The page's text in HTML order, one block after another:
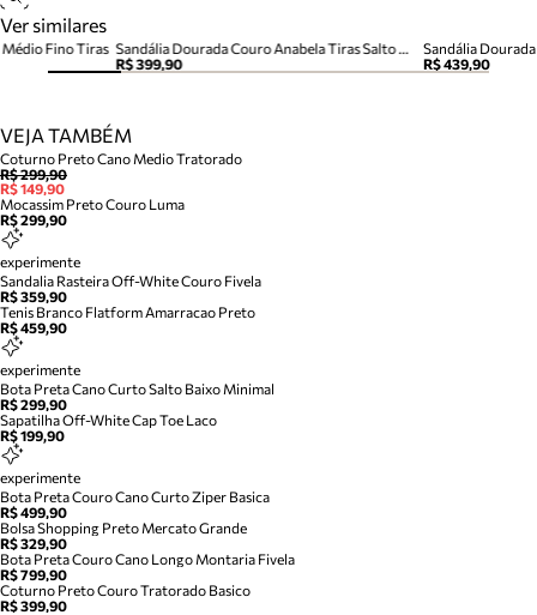
Ver similares
Sandália Dourada Couro Anabela Tiras Salto Médio
R$ 399,90
Sandália
R$ 439,90
Fino Tiras
VEJA TAMBÉM
Coturno Preto Cano Medio Tratorado
R$ 299,90
R$ 149,90
Mocassim Preto Couro Luma
R$ 299,90
experimente
Sandalia Rasteira Off-White Couro Fivela
R$ 359,90
Tenis Branco Flatform Amarracao Preto
R$ 459,90
experimente
Bota Preta Cano Curto Salto Baixo Minimal
R$ 299,90
Sapatilha Off-White Cap Toe Laco
R$ 199,90
experimente
Bota Preta Couro Cano Curto Ziper Basica
R$ 499,90
Bolsa Shopping Preto Mercato Grande
R$ 329,90
Bota Preta Couro Cano Longo Montaria Fivela
R$ 799,90
Coturno Preto Couro Tratorado Basico
R$ 399,90